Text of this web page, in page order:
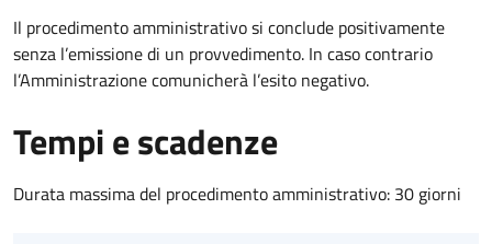
Il procedimento amministrativo si conclude positivamente
senza l’emissione di un provvedimento. In caso contrario
l’Amministrazione comunicherà l’esito negativo.
Tempi e scadenze
Durata massima del procedimento amministrativo: 30 giorni